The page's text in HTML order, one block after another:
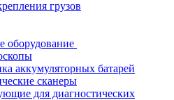
грузов
оборудование
аккумуляторных батарей
сканеры
для диагностических